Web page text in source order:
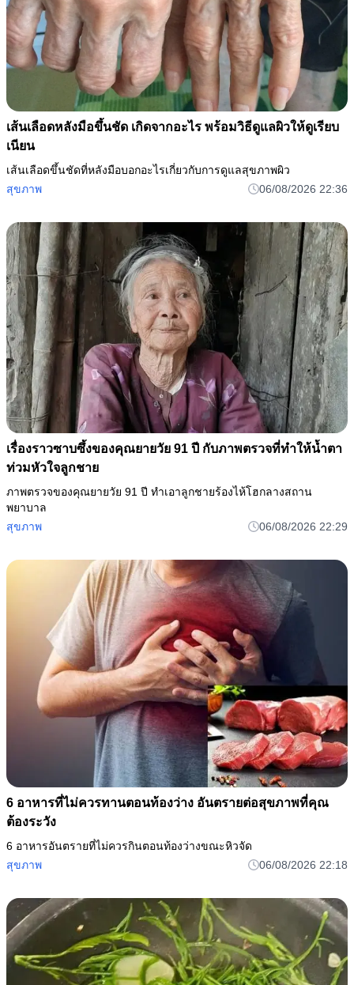
เส้นเลือดหลังมือขึ้นชัด เกิดจากอะไร พร้อมวิธีดูแลผิวให้ดูเรียบ
เนียน
เส้นเลือดขึ้นชัดที่หลังมือบอกอะไรเกี่ยวกับการดูแลสุขภาพผิว
สุขภาพ
06/08/2026 22:36
เรื่องราวซาบซึ้งของคุณยายวัย 91 ปี กับภาพตรวจที่ทำให้น้ำตา
ท่วมหัวใจลูกชาย
ภาพตรวจของคุณยายวัย 91 ปี ทำเอาลูกชายร้องไห้โฮกลางสถาน
พยาบาล
สุขภาพ
06/08/2026 22:29
6 อาหารที่ไม่ควรทานตอนท้องว่าง อันตรายต่อสุขภาพที่คุณ
ต้องระวัง
6 อาหารอันตรายที่ไม่ควรกินตอนท้องว่างขณะหิวจัด
สุขภาพ
06/08/2026 22:18